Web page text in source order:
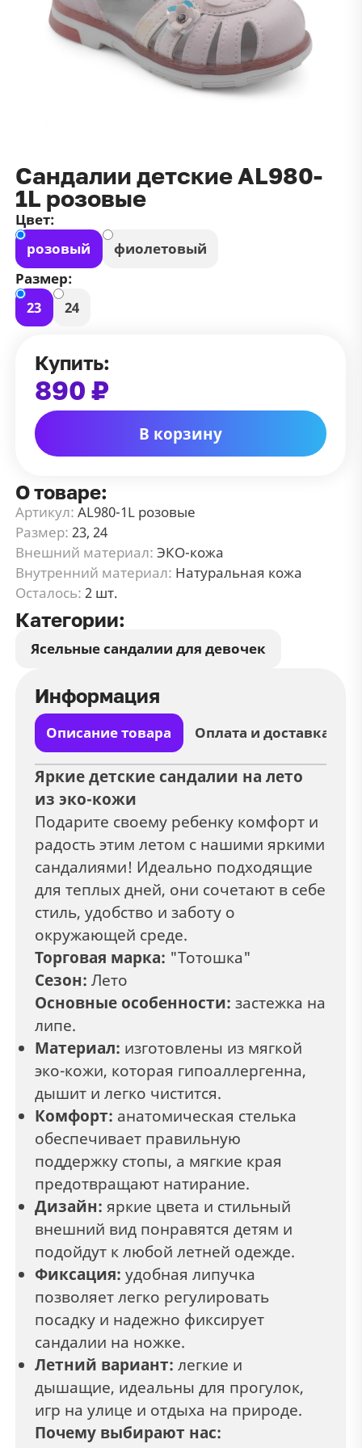
Сандалии детские AL980-
1L розовые
Цвет:
розовый
фиолетовый
Размер:
23
24
Купить:
890 ₽
В корзину
О товаре:
Артикул: AL980-1L розовые
Размер: 23, 24
Внешний материал: ЭКО-кожа
Внутренний материал: Натуральная кожа
Осталось: 2 шт.
Категории:
Ясельные сандалии для девочек
Информация
Описание товара Оплата и доставка
Яркие детские сандалии на лето
из эко-кожи
Подарите своему ребенку комфорт и
радость этим летом с нашими яркими
сандалиями! Идеально подходящие
для теплых дней, они сочетают в себе
стиль, удобство и заботу о
окружающей среде.
Торговая марка: "Тотошка"
Сезон: Лето
Основные особенности: застежка на
липе.
Материал: изготовлены из мягкой
эко-кожи, которая гипоаллергенна,
дышит и легко чистится.
Комфорт: анатомическая стелька
обеспечивает правильную
поддержку стопы, а мягкие края
предотвращают натирание.
Дизайн: яркие цвета и стильный
внешний вид понравятся детям и
подойдут к любой летней одежде.
Фиксация: удобная липучка
позволяет легко регулировать
посадку и надежно фиксирует
сандалии на ножке.
Летний вариант: легкие и
дышащие, идеальны для прогулок,
игр на улице и отдыха на природе.
Почему выбирают нас:
данныхипубличной оффертой
Зарегистрироваться
100 ₽100 ₽
42